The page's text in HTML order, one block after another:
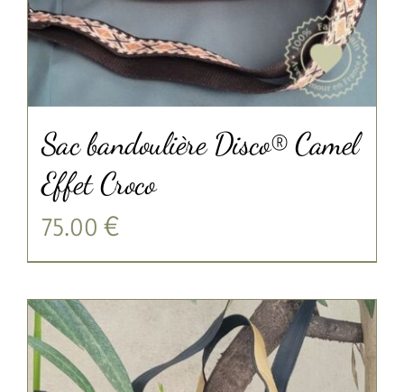
Sac bandoulière Disco® Camel
Effet Croco
75.00 €